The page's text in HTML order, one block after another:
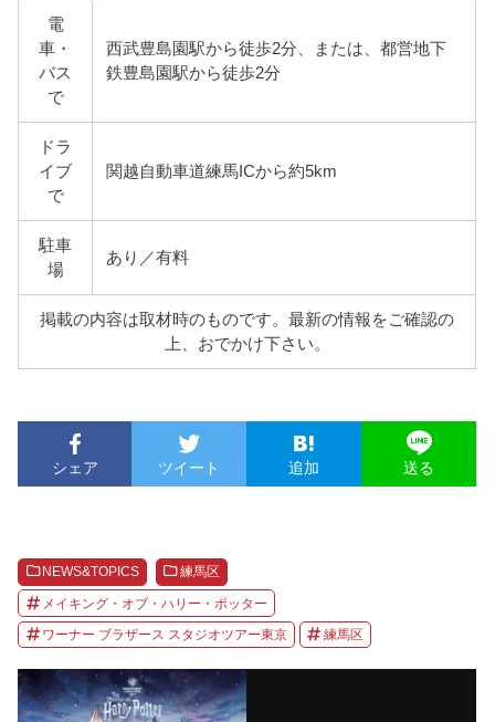
電
車・
バス
で
西武豊島園駅から徒歩2分、または、都営地下
鉄豊島園駅から徒歩2分
ドラ
イブ
で
関越自動車道練馬ICから約5km
駐車
場
あり／有料
掲載の内容は取材時のものです。最新の情報をご確認の
上、おでかけ下さい。
シェア ツイート 追加 送る
NEWS&TOPICS 練馬区
メイキング・オブ・ハリー・ポッター
ワーナー ブラザース スタジオツアー東京 練馬区